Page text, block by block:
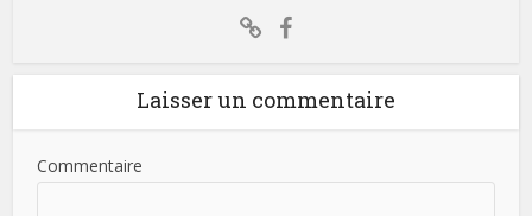
Laisser un commentaire
Commentaire